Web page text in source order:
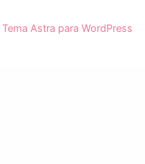
Tema Astra para WordPress